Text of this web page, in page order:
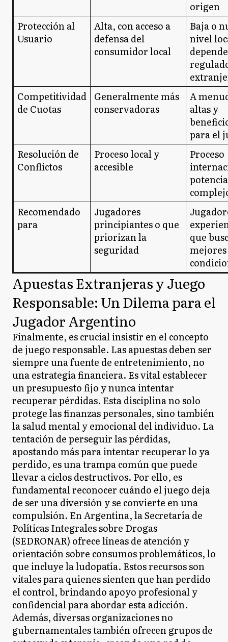
origen
Protección al
Usuario
Alta, con acceso a
defensa del
consumidor local
Baja o
nivel
Competitividad
de Cuotas
Generalmente más
conservadoras
A
altas y
para el
Resolución de
Conflictos
Proceso local y
accesible
Proceso
Recomendado
para
Jugadores
principiantes o que
priorizan la
seguridad
que
mejores
Apuestas Extranjeras y Juego
Responsable: Un Dilema para el
Jugador Argentino
Finalmente, es crucial insistir en el concepto
de juego responsable. Las apuestas deben ser
siempre una fuente de entretenimiento, no
una estrategia financiera. Es vital establecer
un presupuesto fijo y nunca intentar
recuperar pérdidas. Esta disciplina no solo
protege las finanzas personales, sino también
la salud mental y emocional del individuo. La
tentación de perseguir las pérdidas,
apostando más para intentar recuperar lo ya
perdido, es una trampa común que puede
llevar a ciclos destructivos. Por ello, es
fundamental reconocer cuándo el juego deja
de ser una diversión y se convierte en una
compulsión. En Argentina, la Secretaría de
Políticas Integrales sobre Drogas
(SEDRONAR) ofrece líneas de atención y
orientación sobre consumos problemáticos, lo
que incluye la ludopatía. Estos recursos son
vitales para quienes sienten que han perdido
el control, brindando apoyo profesional y
confidencial para abordar esta adicción.
Además, diversas organizaciones no
gubernamentales también ofrecen grupos de